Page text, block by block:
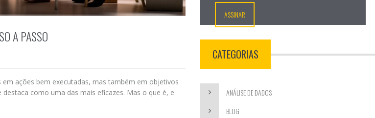
A PASSO
ações bem executadas, mas também em objetivos
como uma das mais eficazes. Mas o que é, e
CATEGORIAS
ANÁLISE DE DADOS
BLOG